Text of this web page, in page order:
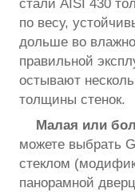
стали AISI 430
по весу,
дольше во
правильной
остывают
толщины стенок.
Малая или
можете выбрать
стеклом
панорамной